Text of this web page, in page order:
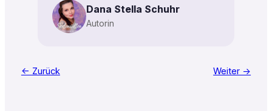
Dana Stella Schuhr
Autorin
← Zurück Weiter →